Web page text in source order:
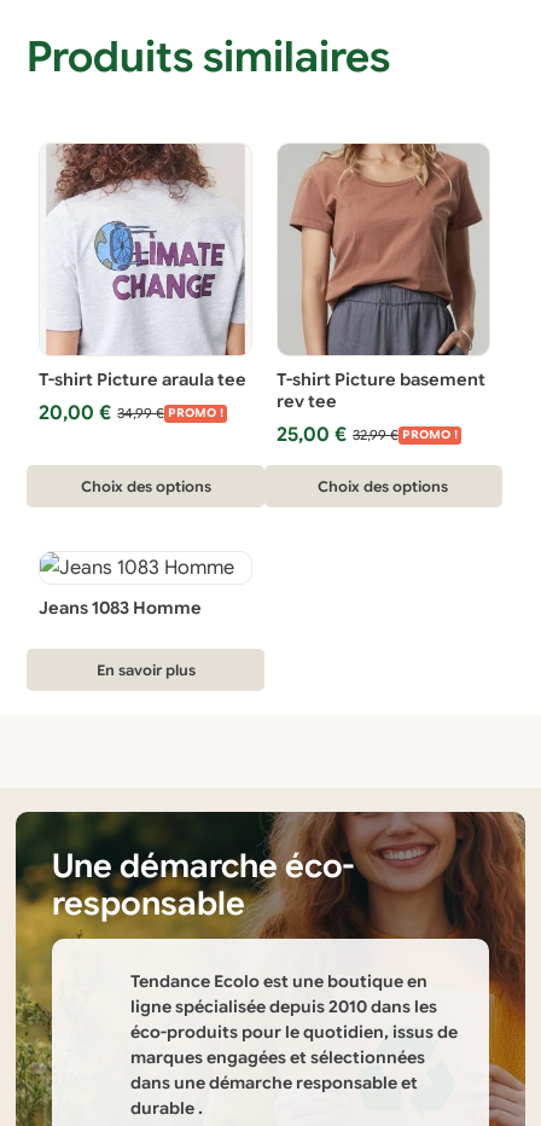
Produits similaires
T-shirt Picture araula tee
34,99€
Le
était :
34,99 €.
20,00€
Le
20,00 €.
PROMO !
Choix des options
produit
plusieurs
variations.
peuvent
page
du
produit
T-shirt Picture basement
rev tee
32,99€
Le
initial
était :
25,00 €
Le
actuel
est :
PROMO !
Choix des options
produit
la
page
du
produit
Jeans 1083 Homme
En savoir plus
Une démarche éco-
responsable
Tendance Ecolo est une boutique en
ligne spécialisée depuis 2010 dans les
éco-produits pour le quotidien, issus de
marques engagées et sélectionnées
dans une démarche responsable et
durable .